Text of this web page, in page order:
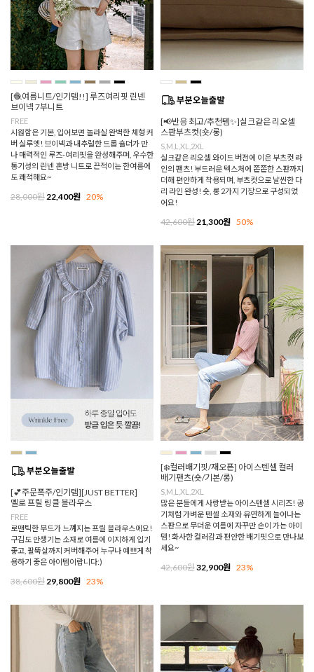
[🧶여름니트/인기템!!] 루즈여리핏 린넨
브이넥 7부니트
FREE
시원함은 기본, 입어보면 놀라실 완벽한 체형 커
버 실루엣! 브이넥과 내추럴한 드롭 숄더가 만
나 매력적인 루즈-여리핏을 완성해주며, 우수한
통기성의 린넨 혼방 니트로 끈적이는 한여름에
도 쾌적해요~
28,000원 22,400원 20%
[📢반응 최고/추천템✨]실크같은 리오셀
스판부츠컷(숏/롱)
S,M,L,XL,2XL
실크같은 리오셀 와이드 버전에 이은 부츠컷 라
인의 팬츠! 부드러운 텍스처에 쫀쫀한 스판까지
더해 편안하게 착용되며, 부츠컷으로 날씬한 다
리 라인 완성! 숏, 롱 2가지 기장으로 구성되었
어요!
42,600원 21,300원 50%
[💕주문폭주/인기템][JUST BETTER]
멜로 프릴 링클 블라우스
FREE
로맨틱한 무드가 느껴지는 프릴 블라우스에요!
구김도 안생기는 소재로 여름에 이지하게 입기
좋고, 팔뚝살까지 커버해주어 누구나 예쁘게 착
용하기 좋은 아이템이랍니다:)
38,600원 29,800원 23%
[❄️컬러배기핏/재오픈] 아이스텐셀 컬러
배기팬츠(숏/기본/롱)
S,M,L,XL,2XL
많은 분들에게 사랑받는 아이스텐셀 시리즈! 공
기처럼 가벼운 텐셀 소재와 유연하게 늘어나는
스판으로 무더운 여름에 자꾸만 손이 가는 아이
템! 화사한 컬러감과 편안한 배기핏으로 만나보
세요~
42,600원32,900원 23%